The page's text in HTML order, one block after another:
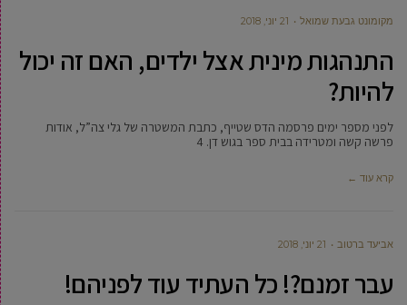
מקומונט גבעת שמואל 21 יוני, 2018
התנהגות מינית אצל ילדים, האם זה יכול
להיות?
לפני מספר ימים פרסמה הדס שטייף, כתבת המשטרה של גלי צה”ל, אודות
פרשה קשה ומטרידה בבית ספר בגוש דן. 4
קרא עוד ←
אביעד ברטוב 21 יוני, 2018
עבר זמנם?! כל העתיד עוד לפניהם!